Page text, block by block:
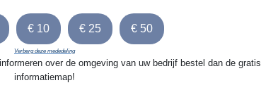
Verberg deze mededeling
over de omgeving van uw bedrijf bestel dan de gratis
informatiemap!